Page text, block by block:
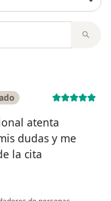
atenta
dudas y me
la cita